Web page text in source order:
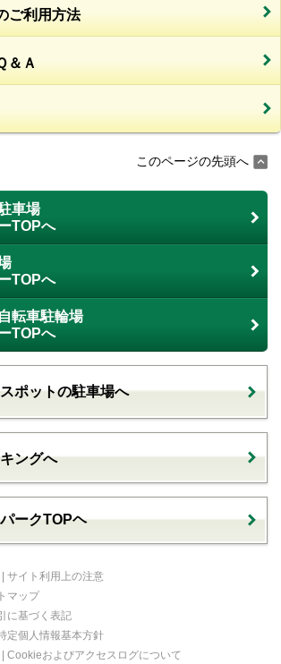
ご利用方法
＆Ａ
このページの先頭へ
車場
TOPへ
TOPへ
転車駐輪場
TOPへ
ポットの駐車場へ
ングへ
ークTOPヘ
| サイト利用上の注意
マップ
に基づく表記
定個人情報基本方針
| Cookieおよびアクセスログについて